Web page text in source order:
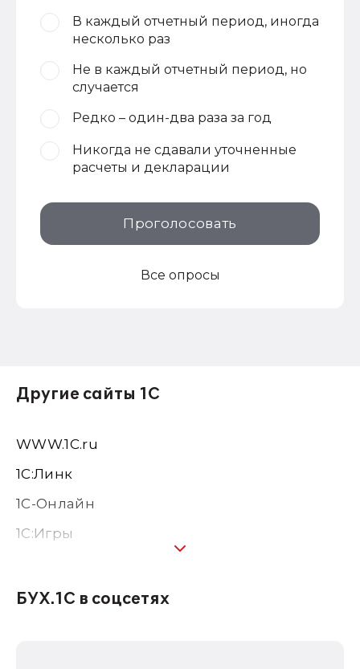
В каждый отчетный период, иногда
несколько раз
Не в каждый отчетный период, но
случается
Редко – один-два раза за год
Никогда не сдавали уточненные
расчеты и декларации
Проголосовать
Все опросы
Другие сайты 1С
WWW.1С.ru
1С:Линк
1С-Онлайн
1C:Игры
1С:Консалтинг
БУХ.1С в соцсетях